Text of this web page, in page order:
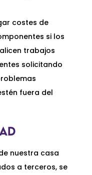
costes de
si los
trabajos
solicitando
fuera del
nuestra casa
a terceros, se